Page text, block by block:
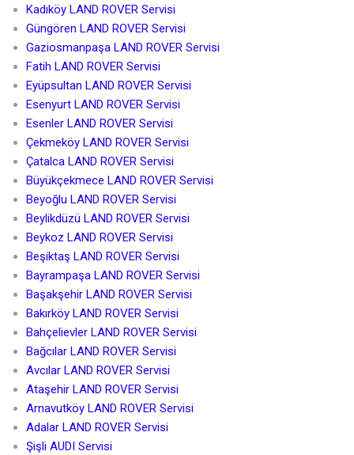
Kadıköy LAND ROVER Servisi
Güngören LAND ROVER Servisi
Gaziosmanpaşa LAND ROVER Servisi
Fatih LAND ROVER Servisi
Eyüpsultan LAND ROVER Servisi
Esenyurt LAND ROVER Servisi
Esenler LAND ROVER Servisi
Çekmeköy LAND ROVER Servisi
Çatalca LAND ROVER Servisi
Büyükçekmece LAND ROVER Servisi
Beyoğlu LAND ROVER Servisi
Beylikdüzü LAND ROVER Servisi
Beykoz LAND ROVER Servisi
Beşiktaş LAND ROVER Servisi
Bayrampaşa LAND ROVER Servisi
Başakşehir LAND ROVER Servisi
Bakırköy LAND ROVER Servisi
Bahçelievler LAND ROVER Servisi
Bağcılar LAND ROVER Servisi
Avcılar LAND ROVER Servisi
Ataşehir LAND ROVER Servisi
Arnavutköy LAND ROVER Servisi
Adalar LAND ROVER Servisi
Şişli AUDI Servisi